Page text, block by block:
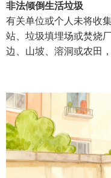
非法倾倒生活垃圾
有关单位或个人未将收
站、垃圾填埋场或焚烧
边、山坡、溶洞或农田，